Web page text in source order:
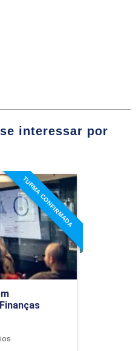
e Gestão do
do Varejo
interessar por
TURMA CONFIRMADA
em
e Finanças
do curso